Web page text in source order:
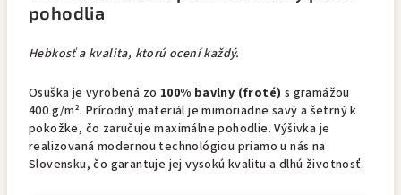
pohodlia
Hebkosť a kvalita, ktorú ocení každý.
Osuška je vyrobená zo 100% bavlny (froté) s gramážou
400 g/m². Prírodný materiál je mimoriadne savý a šetrný k
pokožke, čo zaručuje maximálne pohodlie. Výšivka je
realizovaná modernou technológiou priamo u nás na
Slovensku, čo garantuje jej vysokú kvalitu a dlhú životnosť.